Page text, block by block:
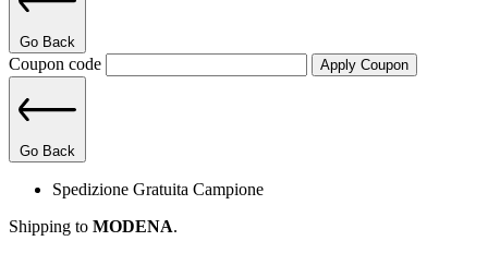
Go Back
Coupon code Apply Coupon
Go Back
Spedizione Gratuita Campione
Shipping to MODENA.